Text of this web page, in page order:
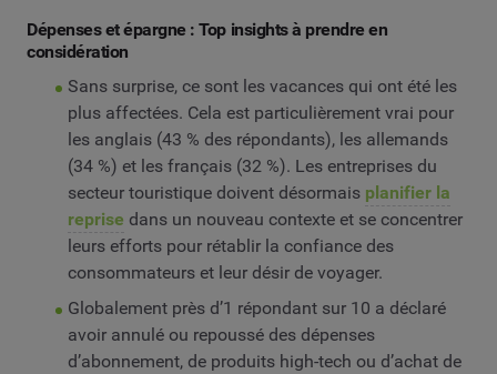
Dépenses et épargne : Top insights à prendre en
considération
Sans surprise, ce sont les vacances qui ont été les
plus affectées. Cela est particulièrement vrai pour
les anglais (43 % des répondants), les allemands
(34 %) et les français (32 %). Les entreprises du
secteur touristique doivent désormais planifier la
reprise dans un nouveau contexte et se concentrer
leurs efforts pour rétablir la confiance des
consommateurs et leur désir de voyager.
Globalement près d’1 répondant sur 10 a déclaré
avoir annulé ou repoussé des dépenses
d’abonnement, de produits high-tech ou d’achat de